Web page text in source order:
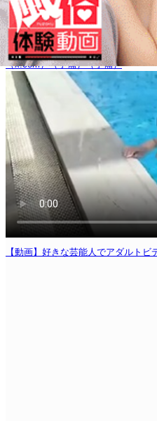
（x.com）（予備）（予備）
【動画】好きな芸能人でアダルトビ